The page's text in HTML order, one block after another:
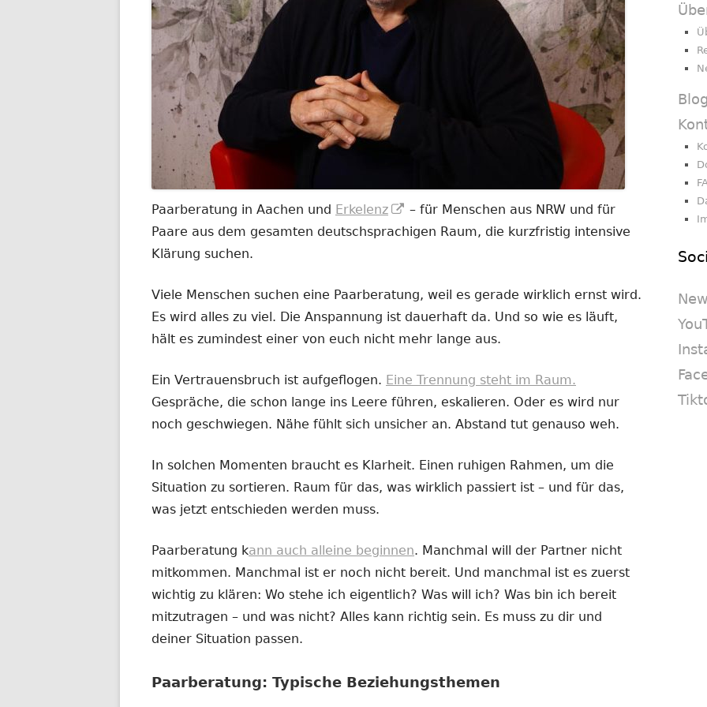
Paarberatung in Aachen und Erkelenz
In
neuem
– für Menschen aus NRW und für
Paare aus dem gesamten deutschsprachigen Raum, die kurzfristig intensive
Klärung suchen.
Viele Menschen suchen eine Paarberatung, weil es gerade wirklich ernst wird.
Es wird alles zu viel. Die Anspannung ist dauerhaft da. Und so wie es läuft,
hält es zumindest einer von euch nicht mehr lange aus.
Ein Vertrauensbruch ist aufgeflogen. Eine Trennung steht im Raum.
Gespräche, die schon lange ins Leere führen, eskalieren. Oder es wird nur
noch geschwiegen. Nähe fühlt sich unsicher an. Abstand tut genauso weh.
In solchen Momenten braucht es Klarheit. Einen ruhigen Rahmen, um die
Situation zu sortieren. Raum für das, was wirklich passiert ist – und für das,
was jetzt entschieden werden muss.
Paarberatung kann auch alleine beginnen. Manchmal will der Partner nicht
mitkommen. Manchmal ist er noch nicht bereit. Und manchmal ist es zuerst
wichtig zu klären: Wo stehe ich eigentlich? Was will ich? Was bin ich bereit
mitzutragen – und was nicht? Alles kann richtig sein. Es muss zu dir und
deiner Situation passen.
Paarberatung: Typische Beziehungsthemen
Blog